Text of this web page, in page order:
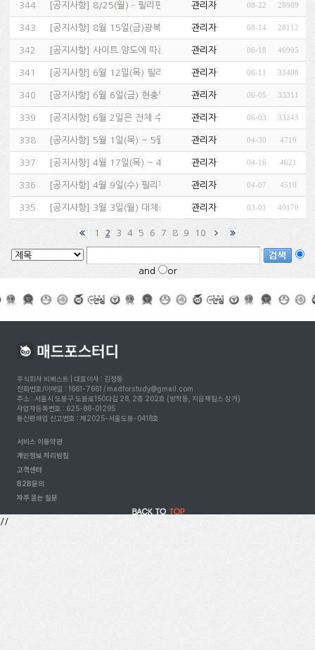
344 [공지사항] 8/25(월) - 필리핀 (영웅의 날 National …
관리자 08-22 28989
343 [공지사항] 8월 15일(금)광복절 관련 수업 진행 및 휴강일정&고…
관리자 08-14 28112
342 [공지사항] 사이트 양도에 따른 회원정보 이전 고지…
관리자 06-18 46905
341 [공지사항] 6월 12일(목) 필리핀 독립기념일 관련 수업 진행 및…
관리자 06-11 33408
340 [공지사항] 6월 6일(금) 현충일 관련 수업 진행 및 휴강 일정 …
관리자 06-05 33311
339 [공지사항] 6월 2일은 전체 수업 정상 진행 & 고객센터 휴무입니…
관리자 06-03 33243
338 [공지사항] 5월 1일(목) ~ 5월 6일(화) 필리핀, 북미 휴일…
관리자 04-30 4719
337 [공지사항] 4월 17일(목) ~ 4월 21일(월) 필리핀, 북미 …
관리자 04-16 4621
336 [공지사항] 4월 9일(수) 필리핀 휴일 관련 수업 진행 및 휴강 …
관리자 04-07 4510
335 [공지사항] 3월 3일(월) 대체공휴일 수업 진행 및 휴강 일정 &…
관리자 03-01 40170
1 2 3 4 5 6 7 8 9 10
and or
주식회사 비베스트 | 대표이사 : 김정동
전화번호/이메일 : 1661-7661 / madforstudy@gmail.com
주소 : 서울시 도봉구 도봉로150다길 28, 2층 202호 (방학동, 지음재힐스 상가)
사업자등록번호 : 625-88-01295
통신판매업 신고번호 : 제2025-서울도봉-0418호
서비스 이용약관
개인정보 처리방침
고객센터
B2B문의
자주 묻는 질문
//